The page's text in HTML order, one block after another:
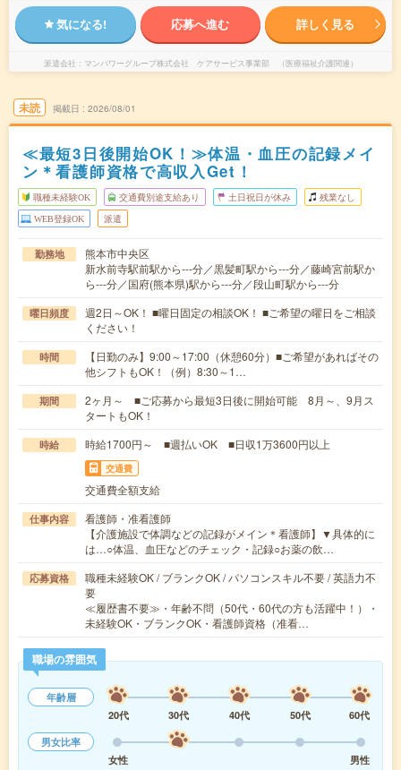
気になる! 応募へ進む 詳しく見る
派遣会社 マンパワーグループ株式会社 ケアサービス事業部 （医療福祉介護関連）
未読 掲載日 2026/08/01
≪最短3日後開始OK！≫体温・血圧の記録メイ
ン＊看護師資格で高収入Get！
職種未経験OK 交通費別途支給あり 土日祝日が休み 残業なし
WEB登録OK 派遣
勤務地
熊本市中央区
新水前寺駅前駅から---分／黒髪町駅から---分／藤崎宮前駅か
ら---分／国府(熊本県)駅から---分／段山町駅から---分
曜日頻度
週2日～OK！ ■曜日固定の相談OK！ ■ご希望の曜日をご相談
ください！
時間
【日勤のみ】9:00～17:00（休憩60分）■ご希望があればその
他シフトもOK！（例）8:30～1…
期間
2ヶ月～ ■ご応募から最短3日後に開始可能 8月～、9月ス
タートもOK！
時給 時給1700円～ ■週払いOK ■日収1万3600円以上
交通費
交通費全額支給
仕事内容
看護師・准看護師
【介護施設で体調などの記録がメイン＊看護師】▼具体的に
は…○体温、血圧などのチェック・記録○お薬の飲…
応募資格
職種未経験OK / ブランクOK / パソコンスキル不要 / 英語力不
要
≪履歴書不要≫・年齢不問（50代・60代の方も活躍中！）・
未経験OK・ブランクOK・看護師資格（准看…
職場の雰囲気
年齢層
20代
30代 40代 50代
60代
男女比率
女性
男性